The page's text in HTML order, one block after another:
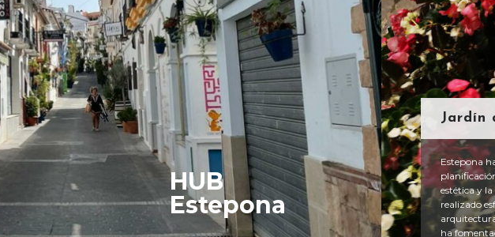
HUB
Estepona
Jardín
Estepona
estética y
realizado
ha